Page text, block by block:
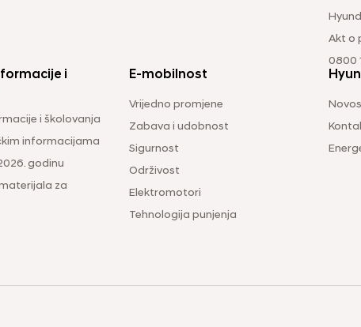
Akt o
0800
i
i školovanja
informacijama
godinu
za
E-mobilnost
Vrijedno promjene
Zabava i udobnost
Sigurnost
Održivost
Elektromotori
Tehnologija punjenja